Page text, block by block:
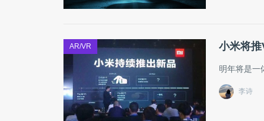
AR/VR 小米将
明年将是一
李诗